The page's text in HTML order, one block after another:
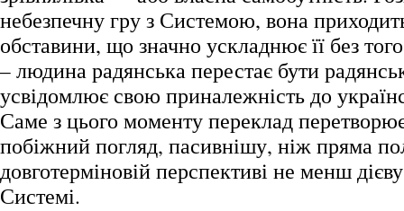
небезпечну гру з Системою, вона
обставини, що значно ускладнює її без
– людина радянська перестає бути
усвідомлює свою приналежність до
Саме з цього моменту переклад
побіжний погляд, пасивнішу, ніж пряма
довготерміновій перспективі не менш
Системі.